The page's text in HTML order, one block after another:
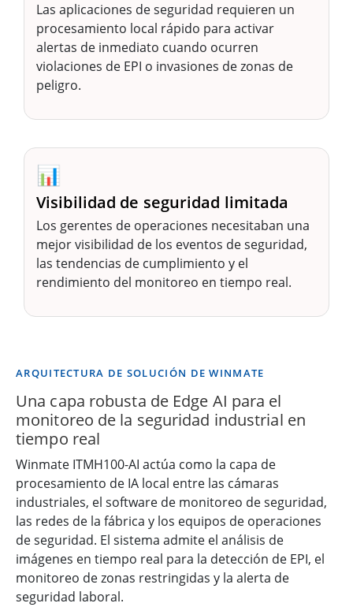
Las aplicaciones de seguridad requieren un
procesamiento local rápido para activar
alertas de inmediato cuando ocurren
violaciones de EPI o invasiones de zonas de
peligro.
📊
Visibilidad de seguridad limitada
Los gerentes de operaciones necesitaban una
mejor visibilidad de los eventos de seguridad,
las tendencias de cumplimiento y el
rendimiento del monitoreo en tiempo real.
ARQUITECTURA DE SOLUCIÓN DE WINMATE
Una capa robusta de Edge AI para el
monitoreo de la seguridad industrial en
tiempo real
Winmate ITMH100-AI actúa como la capa de
procesamiento de IA local entre las cámaras
industriales, el software de monitoreo de seguridad,
las redes de la fábrica y los equipos de operaciones
de seguridad. El sistema admite el análisis de
imágenes en tiempo real para la detección de EPI, el
monitoreo de zonas restringidas y la alerta de
seguridad laboral.